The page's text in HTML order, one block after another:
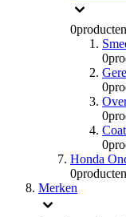
0
0
0
0
0
Honda
0
Merken